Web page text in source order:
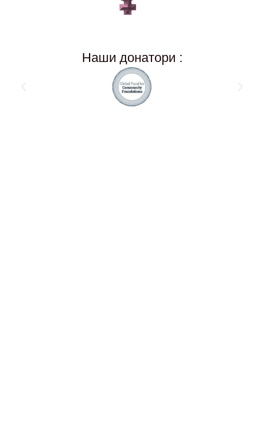
Наши донатори :